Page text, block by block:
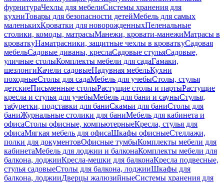
фурнитураЧехлы для мебелиСистемы хранения для
кухниТовары для безопасности детейМебель для самых
маленькихКроватки для новорожденныхПеленальные
столики, комоды, матрасыМанежи, кровати-манежиМатрасы в
кроваткуНаматрасники, защитные чехлы в кроваткуСадовая
мебельСадовые диваны, креслаСадовые стульяСадовые,
уличные столыКомплекты мебели для садаГамаки,
шезлонгиКачели садовыеНадувная мебельКухни
походныеСтолы для садаМебель для учебыСтолы, стулья
детскиеПисьменные столыРастущие столы и партыРастущие
кресла и стулья для учебыМебель для бани и сауныСтулья,
табуретки, подставки для баниСкамьи для баниСтолы для
баниЖурнальные столики для баниМебель для кабинета и
офисаСтолы офисные, компьютерныеКресла, стулья для
офисаМягкая мебель для офисаШкафы офисныеСтеллажи,
полки для документовОфисные тумбыКомплекты мебели для
кабинетаМебель для лоджии и балконаКомплекты мебели для
балкона, лоджииКресла-мешки для балконаКресла подвесные,
стулья садовыеСтолы для балкона, лоджииШкафы для
балкона, лоджииДверцы жалюзийныеСистемы хранения для